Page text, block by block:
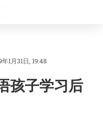
年1月31日, 19:48
孩子学习后